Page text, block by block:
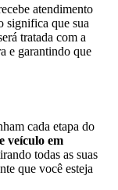
atendimento
significa que sua
tratada com a
e garantindo que
cada etapa do
veículo em
todas as suas
que você esteja